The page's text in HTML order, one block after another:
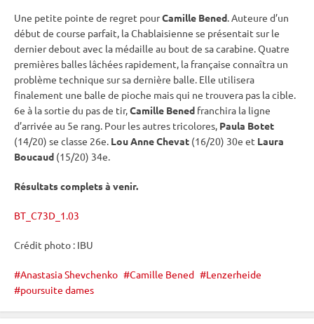
Une petite pointe de regret pourCamille Bened. Auteure d’un
début de course parfait, la Chablaisienne se présentait sur le
dernierdebout avec la médaille au bout de sacarabine. Quatre
premières balles lâchées rapidement, la française connaîtra un
problème technique sur sa dernière balle. Elle utilisera
finalement une balle de pioche mais qui ne trouvera pas lacible.
6e à la sortie du pas de tir,Camille Bened franchira la ligne
d’arrivée au 5e rang. Pour les autres tricolores, Paula Botet
(14/20) se classe 26e. Lou Anne Chevat (16/20) 30e et Laura
Boucaud (15/20) 34e.
Résultats complets à venir.
BT_C73D_1.03
Crédit photo : IBU
Anastasia Shevchenko Camille Bened
Lenzerheide
poursuite dames